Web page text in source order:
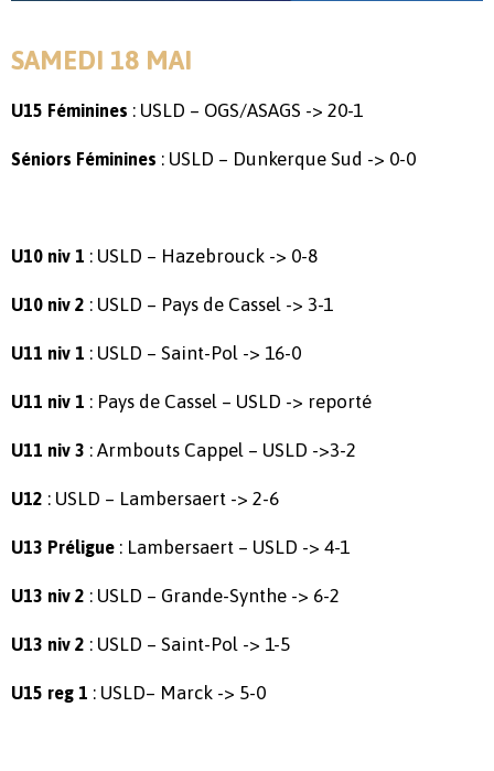
SAMEDI 18 MAI
U15 Féminines : USLD – OGS/ASAGS -> 20-1
Séniors Féminines : USLD – Dunkerque Sud -> 0-0
U10 niv 1 : USLD – Hazebrouck -> 0-8
U10 niv 2 : USLD – Pays de Cassel -> 3-1
U11 niv 1 : USLD – Saint-Pol -> 16-0
U11 niv 1 : Pays de Cassel – USLD -> reporté
U11 niv 3 : Armbouts Cappel – USLD ->3-2
U12 : USLD – Lambersaert -> 2-6
U13 Préligue : Lambersaert – USLD -> 4-1
U13 niv 2 : USLD – Grande-Synthe -> 6-2
U13 niv 2 : USLD – Saint-Pol -> 1-5
U15 reg 1 : USLD– Marck -> 5-0